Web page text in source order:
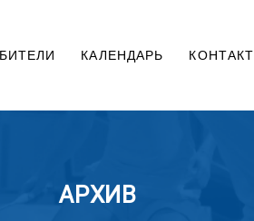
КАЛЕНДАРЬ
АРХИВ